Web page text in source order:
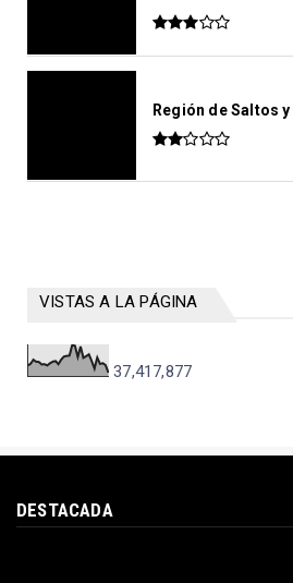
Región de Saltos
VISTAS A LA PÁGINA
37,417,877
DESTACADA